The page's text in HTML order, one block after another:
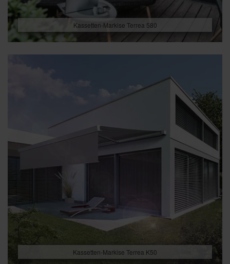
Kassetten-Markise Terrea 580
Kassetten-Markise Terrea K50